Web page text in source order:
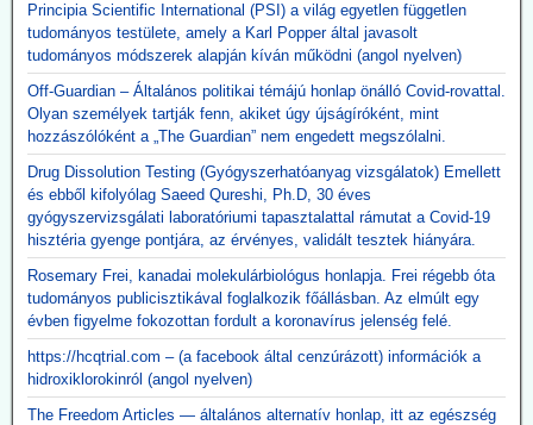
Principia Scientific International (PSI) a világ egyetlen független
tudományos testülete, amely a Karl Popper által javasolt
tudományos módszerek alapján kíván működni (angol nyelven)
Off-Guardian – Általános politikai témájú honlap önálló Covid-rovattal.
Olyan személyek tartják fenn, akiket úgy újságíróként, mint
hozzászólóként a „The Guardian” nem engedett megszólalni.
Drug Dissolution Testing (Gyógyszerhatóanyag vizsgálatok) Emellett
és ebből kifolyólag Saeed Qureshi, Ph.D, 30 éves
gyógyszervizsgálati laboratóriumi tapasztalattal rámutat a Covid-19
hisztéria gyenge pontjára, az érvényes, validált tesztek hiányára.
Rosemary Frei, kanadai molekulárbiológus honlapja. Frei régebb óta
tudományos publicisztikával foglalkozik főállásban. Az elmúlt egy
évben figyelme fokozottan fordult a koronavírus jelenség felé.
https://hcqtrial.com – (a facebook által cenzúrázott) információk a
hidroxiklorokinról (angol nyelven)
The Freedom Articles — általános alternatív honlap, itt az egészség